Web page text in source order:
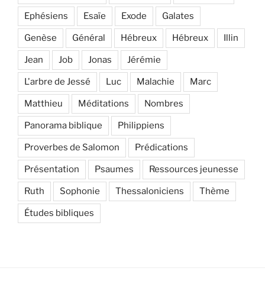
Ephésiens Esaïe Exode Galates
Genèse Général Hébreux Hébreux Illin
Jean Job Jonas Jérémie
L'arbre de Jessé Luc Malachie Marc
Matthieu Méditations Nombres
Panorama biblique Philippiens
Proverbes de Salomon Prédications
Présentation Psaumes Ressources jeunesse
Ruth Sophonie Thessaloniciens Thème
Études bibliques